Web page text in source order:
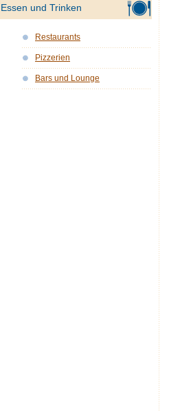
Essen und Trinken
Restaurants
Pizzerien
Bars und Lounge